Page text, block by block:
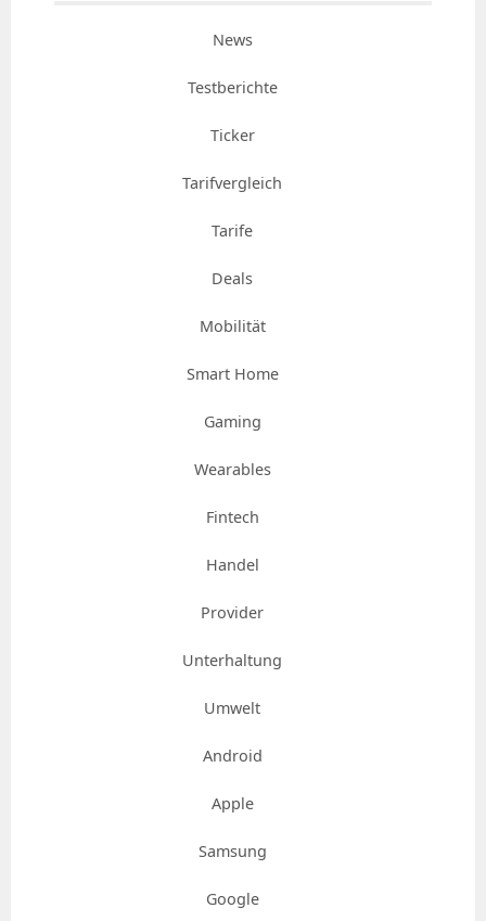
News
Testberichte
Ticker
Tarifvergleich
Tarife
Deals
Mobilität
Smart Home
Gaming
Wearables
Fintech
Handel
Provider
Unterhaltung
Umwelt
Android
Apple
Samsung
Google